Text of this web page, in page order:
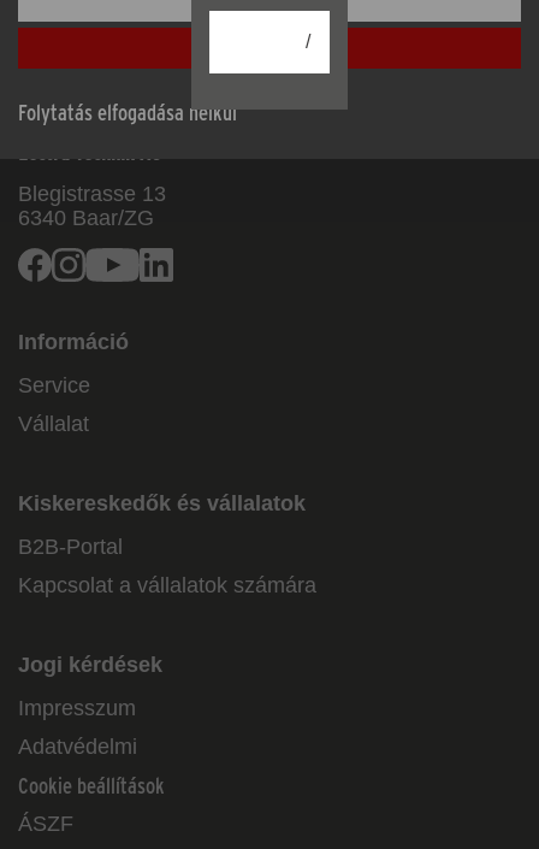
Mindent elfogadni
Folytatás elfogadása nélkül
/
Lectra Technik AG
Blegistrasse 13
6340 Baar/ZG
Facebook
InstagramYoutube
Információ
Service
Vállalat
Kiskereskedők és vállalatok
B2B-Portal
Kapcsolat a vállalatok számára
Jogi kérdések
Impresszum
Adatvédelmi
Cookie beállítások
ÁSZF